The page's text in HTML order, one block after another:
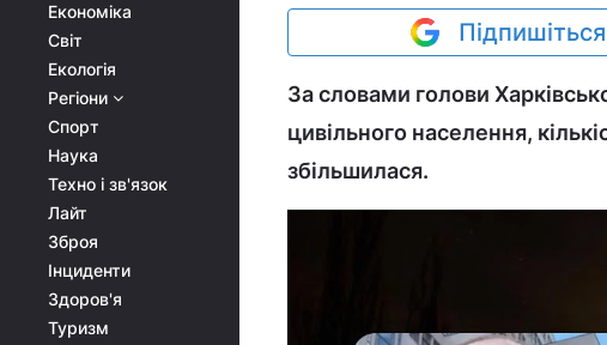
Економіка
Світ
Екологія
Регіони
Спорт
Наука
Техно і зв'язок
Лайт
Зброя
Інциденти
Здоров'я
Туризм
За словами голови
цивільного населення,
збільшилася.